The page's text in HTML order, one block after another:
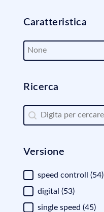
Caratteristica
Caratteristica
Caratteristica
Ricerca
Ricerca
Ricerca
Versione
Versione
speed controll(54)
digital(53)
single speed(45)